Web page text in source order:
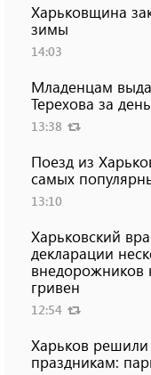
Харьковщина
зимы
14:03
Младенцам
Терехова за
13:38
Поезд из
самых
13:10
Харьковский
декларации
внедорожников
гривен
12:54
Харьков решили
праздникам: